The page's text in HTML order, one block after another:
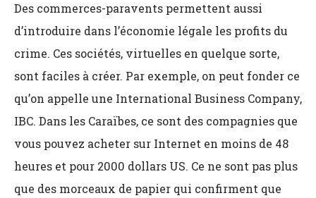
Des commerces-paravents permettent aussi
d’introduire dans l’économie légale les profits du
crime. Ces sociétés, virtuelles en quelque sorte,
sont faciles à créer. Par exemple, on peut fonder ce
qu’on appelle une International Business Company,
IBC. Dans les Caraïbes, ce sont des compagnies que
vous pouvez acheter sur Internet en moins de 48
heures et pour 2000 dollars US. Ce ne sont pas plus
que des morceaux de papier qui confirment que